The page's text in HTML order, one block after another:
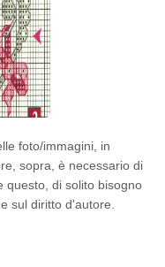
foto/immagini, in
sopra, è necessario di
questo, di solito bisogno
sul diritto d'autore.